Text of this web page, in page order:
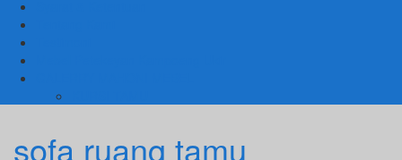
sofa ruang tamu